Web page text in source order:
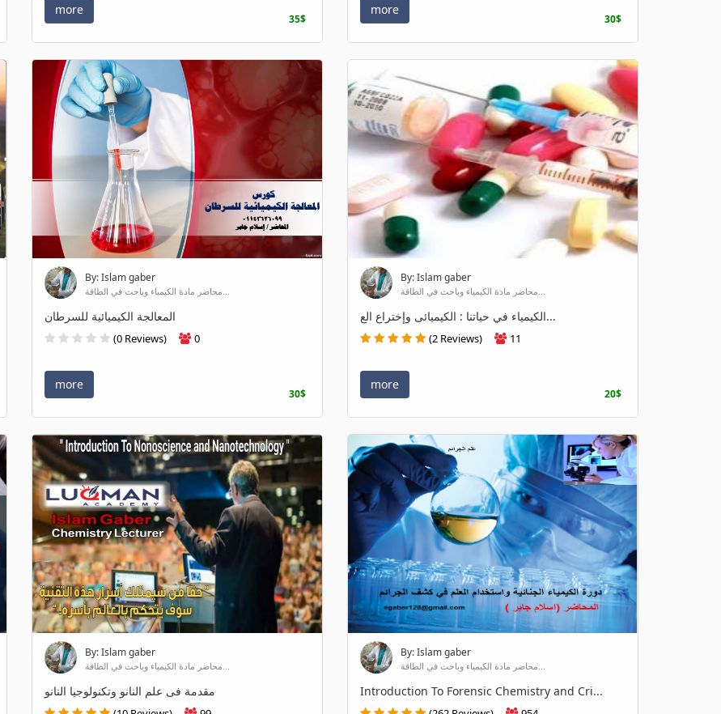
more
35$
more
30$
By: Islam gaber
المعالجة الكيميائية للسرطان
(0 Reviews) 0
more
30$
By: Islam gaber
الكيمياء في حياتنا : الكيميائى وإختراع الع...
(2 Reviews) 11
more
20$
By: Islam gaber
مقدمة فى علم النانو وتكنولوجيا النانو
By: Islam gaber
Introduction To Forensic Chemistry and Cri...